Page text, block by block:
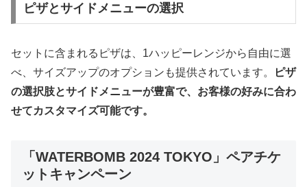
ピザとサイドメニューの選択
セットに含まれるピザは、1ハッピーレンジから自由に選
べ、サイズアップのオプションも提供されています。
ピザ
の選択肢とサイドメニューが豊富で、お客様の好みに合わ
せてカスタマイズ可能です。
「WATERBOMB 2024 TOKYO」ペアチケ
ットキャンペーン